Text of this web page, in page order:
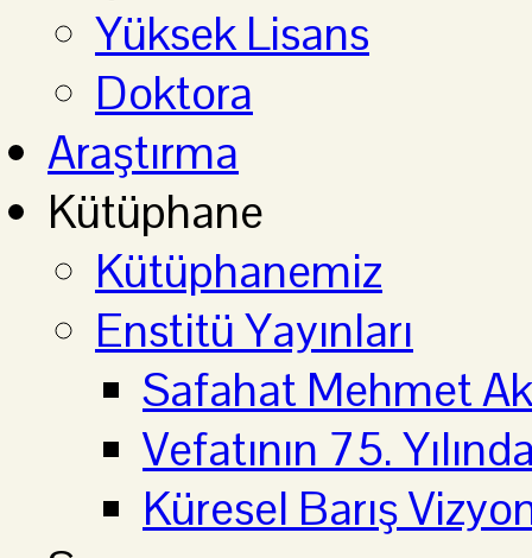
Yüksek Lisans
Doktora
Araştırma
Kütüphane
Kütüphanemiz
Enstitü Yayınları
Safahat Mehmet
Vefatının 75.
Küresel Barış